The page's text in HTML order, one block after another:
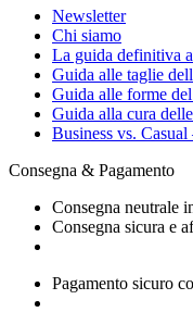
Newsletter
Chi siamo
La guida definitiva
Guida alle taglie
Guida alle forme
Guida alla cura
Business vs.
Consegna & Pagamento
Consegna neutrale
Consegna sicura e
Pagamento sicuro